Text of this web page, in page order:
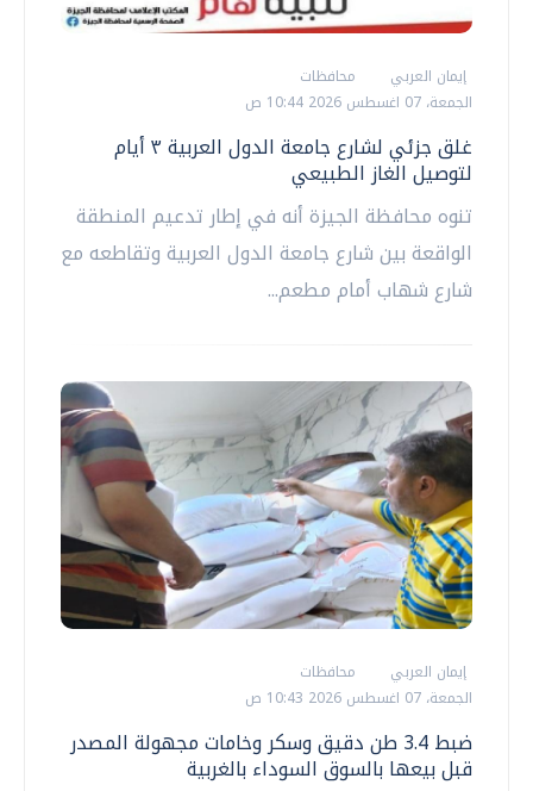
إيمان العربي
محافظات
الجمعة، 07 اغسطس 2026 10:44 ص
غلق جزئي لشارع جامعة الدول العربية ٣ أيام
لتوصيل الغاز الطبيعي
تنوه محافظة الجيزة أنه في إطار تدعيم المنطقة
الواقعة بين شارع جامعة الدول العربية وتقاطعه مع
شارع شهاب أمام مطعم...
إيمان العربي
محافظات
الجمعة، 07 اغسطس 2026 10:43 ص
ضبط 3.4 طن دقيق وسكر وخامات مجهولة المصدر
قبل بيعها بالسوق السوداء بالغربية